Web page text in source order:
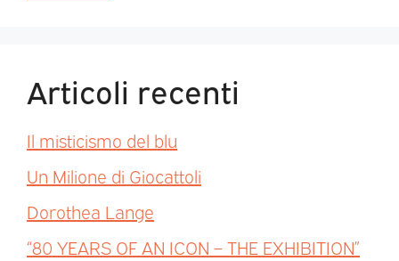
Articoli recenti
Il misticismo del blu
Un Milione di Giocattoli
Dorothea Lange
“80 YEARS OF AN ICON – THE EXHIBITION”